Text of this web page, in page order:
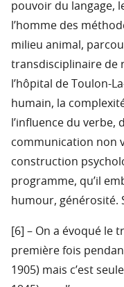
pouvoir du langage,
l’homme des
milieu animal,
transdisciplinaire de
l’hôpital de Toulon-
humain, la
l’influence du verbe,
communication non
construction
programme, qu’il
humour, générosité.
[6] – On a évoqué le
première fois
1905) mais c’est